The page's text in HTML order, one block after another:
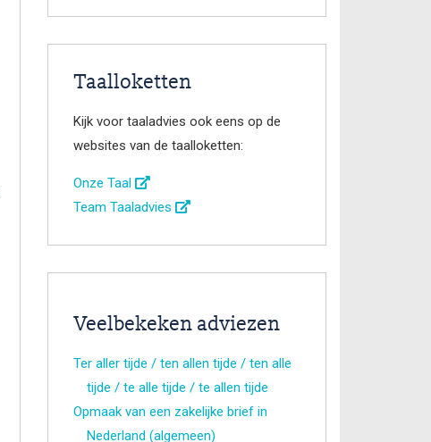
Taalloketten
Kijk voor taaladvies ook eens op de
websites van de taalloketten:
Onze Taal
Team Taaladvies
Veelbekeken adviezen
Ter aller tijde / ten allen tijde / ten alle
tijde / te alle tijde / te allen tijde
Opmaak van een zakelijke brief in
Nederland (algemeen)